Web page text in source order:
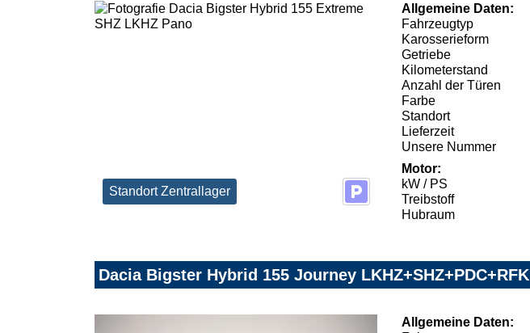
Standort Zentrallager
Allgemeine Daten:
Fahrzeugtyp
Karosserieform
Getriebe
Kilometerstand
Anzahl der Türen
Farbe
Standort
Lieferzeit
Unsere Nummer
Motor:
kW / PS
Treibstoff
Hubraum
Dacia Bigster Hybrid 155 Journey LKHZ+SHZ+PDC+RFK
Allgemeine Daten: